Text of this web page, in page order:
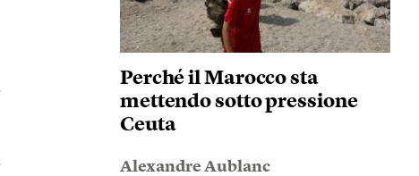
Perché il Marocco sta
mettendo sotto pressione
Ceuta
Alexandre Aublanc